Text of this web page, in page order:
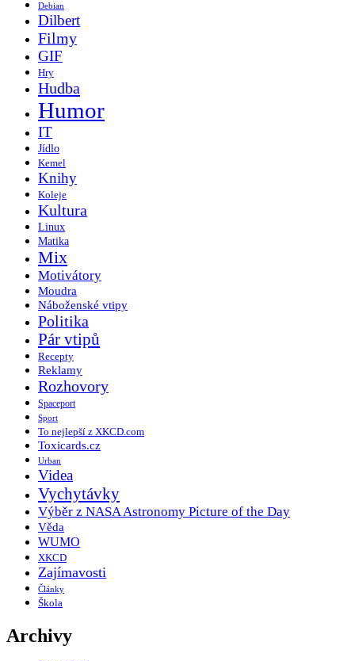
Debian
Dilbert
Filmy
GIF
Hry
Hudba
Humor
IT
Jídlo
Kemel
Knihy
Koleje
Kultura
Linux
Matika
Mix
Motivátory
Moudra
Náboženské vtipy
Politika
Pár vtipů
Recepty
Reklamy
Rozhovory
Spaceport
Sport
To nejlepší z XKCD.com
Toxicards.cz
Urban
Videa
Vychytávky
Výběr z NASA Astronomy Picture of the Day
Věda
WUMO
XKCD
Zajímavosti
Články
Škola
Archivy